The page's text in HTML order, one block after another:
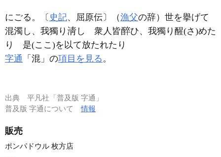
にごる。〔 史記、屈原伝〕（漁父の辞）世を擧げて
混濁し、我獨り
し 衆人皆
ひ、我獨り醒(さ)めた
り 是(ここ)を以て放たれたり
字通 「混」の項目を見る。
出典 平凡社「普及版 字通」
普及版 字通について情報
販売
ポンパドウル 枚方店